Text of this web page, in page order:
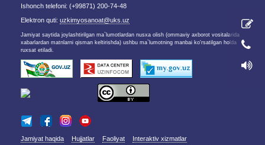
Ishonch telefoni: (+99871) 200-74-48
Elektron quti: uzkimyosanoat@uks.uz
Jamiyat saytida joylashtirilgan ma`lumotlardan nusxa olish (ommaviy axborot vositalarida
xabarlardan matnlarni qisman keltirishda) ushbu ma`lumotning manbai ko'rsatilgan holda
ruxsat etiladi.
Jamiyat haqida Hujjatlar Faoliyat
Interaktiv xizmatlar